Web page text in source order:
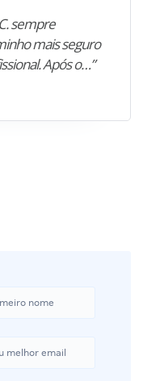
sempre
mais seguro
Após o…”